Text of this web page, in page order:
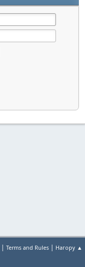
| Terms and Rules | Нагору ▲